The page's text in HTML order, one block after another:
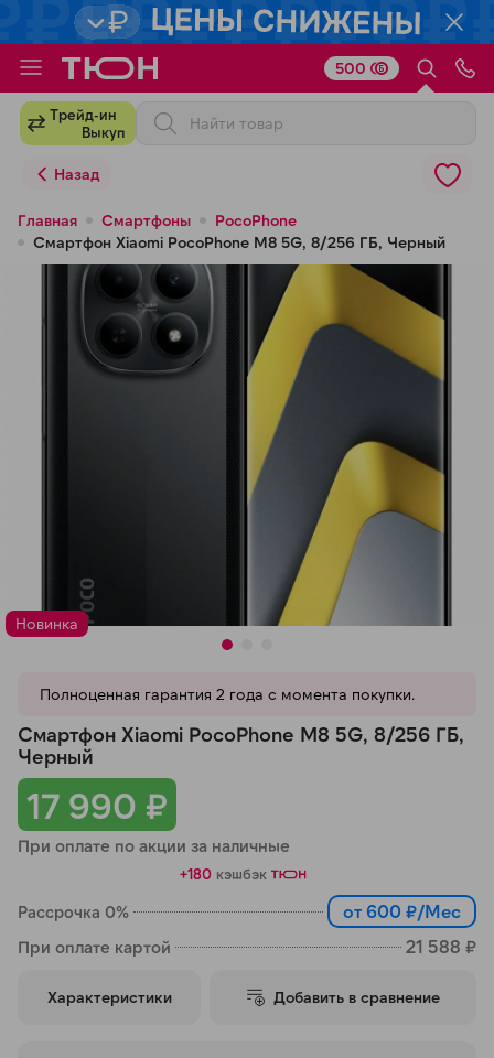
Трейд-ин
Выкуп
500
Назад
Главная Смартфоны
PocoPhone
Смартфон Xiaomi PocoPhone M8 5G, 8/256 ГБ, Черный
Новинка
17 990 ₽
При оплате по акции за наличные
+180 кэшбэк
Рассрочка 0% от 600 ₽/Мес
При оплате картой 21 588 ₽
Полноценная гарантия 2 года с момента покупки.
Смартфон Xiaomi PocoPhone M8 5G, 8/256 ГБ,
Черный
Характеристики Добавить в сравнение
Для клиентов всех банков
Разбейте
оплатуна части
без переплат
График платежей
Оплачивайте сегодня только
% картой любого банка
Получайте товар
выбранный способом
Оставшиеся
списыватьсяс вашей карты
каждые 2 недели
об оплате Плайтом